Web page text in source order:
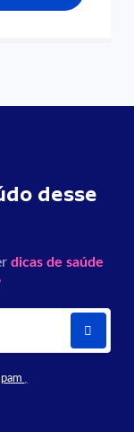
desse
dicas de saúde